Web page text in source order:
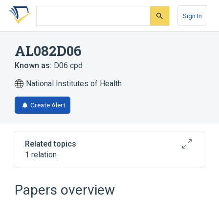
Skip
search
Skip
Skip
account
Sign In
AL082D06
Known as: D06 cpd
National Institutes of Health
Create Alert
Related topics
1 relation
Papers overview